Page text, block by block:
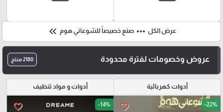
عرض الكل more_horiz صنع خصيصاً للشوعاني هوم keyboard_double_arrow_left
عروض وخصومات لفترة محدودة 2180 منتج
أدوات كهربائية
favorite_border -22%
أدوات و مواد تنظيف
favorite_border -14%